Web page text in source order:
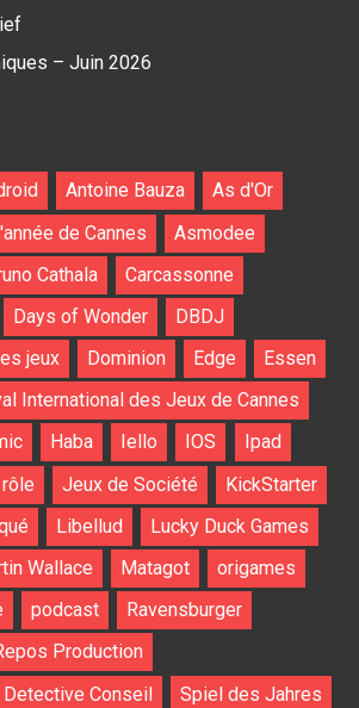
– Juin 2026
Antoine Bauza
As d'Or
de Cannes
Asmodee
Cathala
Carcassonne
Days of Wonder
DBDJ
jeux
Dominion Edge
Essen
International des Jeux de Cannes
Haba Iello IOS
Ipad
Jeux de Société
KickStarter
Libellud
Lucky Duck Games
Wallace Matagot
origames
podcast
Ravensburger
Production
Conseil
Spiel des Jahres